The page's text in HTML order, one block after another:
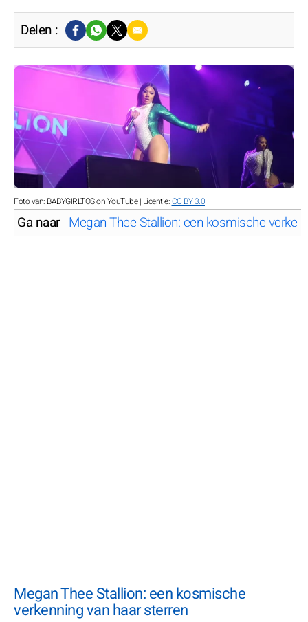
Delen :
Foto van: BABYGIRLTOS on YouTube | Licentie:CC BY 3.0
Ga naar Megan Thee Stallion: een kosmische
Megan Thee Stallion: een kosmische
verkenning van haar sterren